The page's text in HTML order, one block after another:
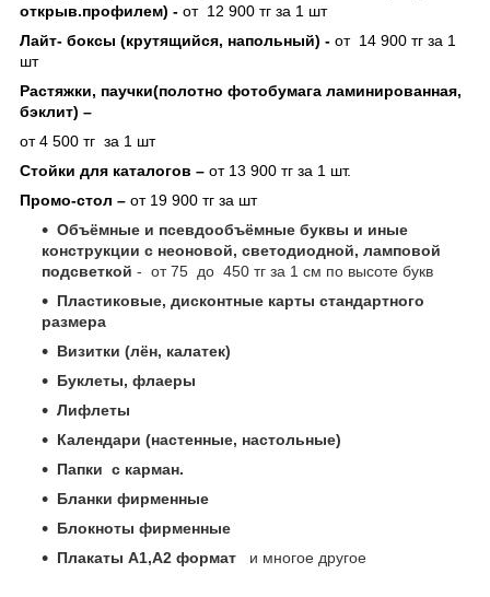
открыв.профилем) - от 12 900 тг за 1 шт
Лайт- боксы (крутящийся, напольный) - от 14 900 тг за 1
шт
Растяжки, паучки(полотно фотобумага ламинированная,
бэклит) –
от 4 500 тг за 1 шт
Стойки для каталогов – от 13 900 тг за 1 шт.
Промо-стол – от 19 900 тг за шт
Объёмные и псевдообъёмные буквы и иные
конструкции с неоновой, светодиодной, ламповой
подсветкой - от 75 до 450 тг за 1 см по высоте букв
Пластиковые, дисконтные карты стандартного
размера
Визитки (лён, калатек)
Буклеты, флаеры
Лифлеты
Календари (настенные, настольные)
Папки с карман.
Бланки фирменные
Блокноты фирменные
Плакаты А1,А2 формат и многое другое